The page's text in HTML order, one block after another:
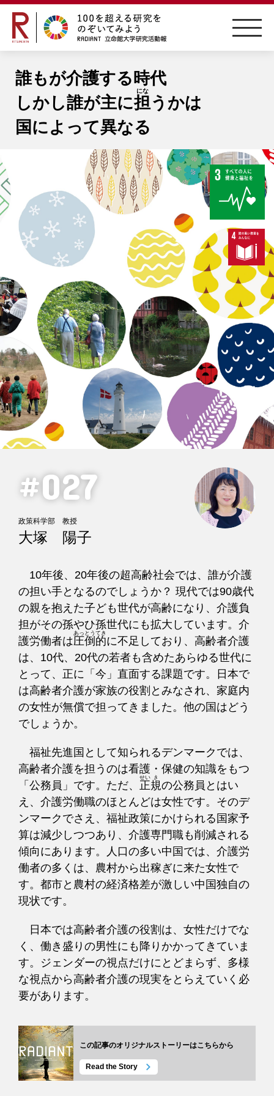
RITSUMEIKAN
誰もが介護する時代
しかし誰が主に担うかは
国によって異なる
#027
政策科学部 教授
大塚 陽子
10年後、20年後の超高齢社会では、誰が介護
の担い手となるのでしょうか？ 現代では90歳代
の親を抱えた子ども世代が高齢になり、介護負
担がその孫やひ孫世代にも拡大しています。介
護労働者は圧倒 的に不足しており、高齢者介護
は、10代、20代の若者も含めたあらゆる世代に
とって、正に「今」直面する課題です。日本で
は高齢者介護が家族の役割とみなされ、家庭内
の女性が無償で担ってきました。他の国はどう
でしょうか。
福祉先進国として知られるデンマークでは、
高齢者介護を担うのは看護・保健の知識をもつ
「公務員」です。ただ、 正規の公務員とはい
え、介護労働職のほとんどは女性です。そのデ
ンマークでさえ、福祉政策にかけられる国家予
算は減少しつつあり、介護専門職も削減される
傾向にあります。人口の多い中国では、介護労
働者の多くは、農村から出稼ぎに来た女性で
す。都市と農村の経済格差が激しい中国独自の
現状です。
日本では高齢者介護の役割は、女性だけでな
く、働き盛りの男性にも降りかかってきていま
す。ジェンダーの視点だけにとどまらず、多様
な視点から高齢者介護の現実をとらえていく必
要があります。
この記事のオリジナルストーリーはこちらから
Read the Story